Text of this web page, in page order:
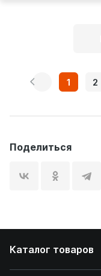
1 2
Поделиться
Каталог товаров